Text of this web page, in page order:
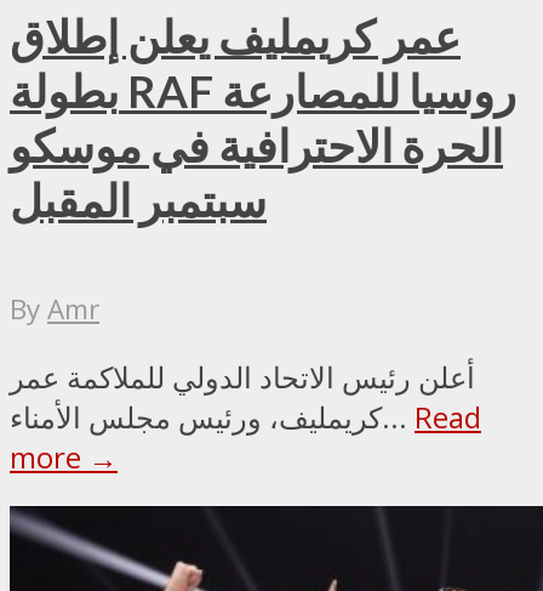
عمر كريمليف يعلن إطلاق
بطولة RAF روسيا للمصارعة
الحرة الاحترافية في موسكو
سبتمبر المقبل
ByAmr
أعلن رئيس الاتحاد الدولي للملاكمة عمر
كريمليف، ورئيس مجلس الأمناء... Read
more →